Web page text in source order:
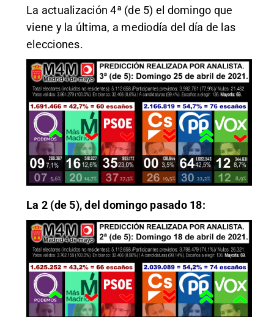
La actualización 4ª (de 5) el domingo que
viene y la última, a mediodía del día de las
elecciones.
La 2 (de 5), del domingo pasado 18: